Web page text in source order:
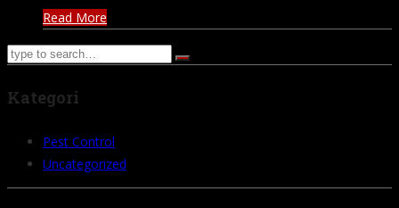
Read More
Kategori
Pest Control
Uncategorized